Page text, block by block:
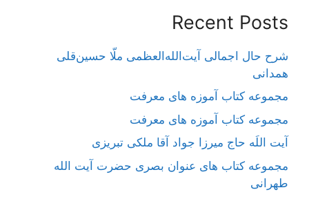
Recent Posts
شرح حال اجمالی آیت‌الله‌العظمی ملّا حسین‌قلی
همدانی
مجموعه کتاب آموزه های معرفت
مجموعه کتاب آموزه های معرفت
آیت اللَه حاج میرزا جواد آقا ملکی تبریزی
مجموعه کتاب های عنوان بصری حضرت آیت الله
طهرانی